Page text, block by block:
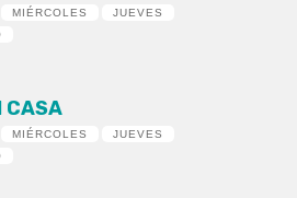
MIÉRCOLES
JUEVES
CASA
MIÉRCOLES
JUEVES